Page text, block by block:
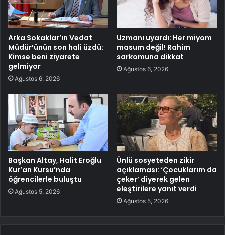
Arka Sokaklar’ın Vedat
Müdür’ünün son hali üzdü:
Kimse beni ziyarete
gelmiyor
Ağustos 6, 2026
Uzmanı uyardı: Her miyom
masum değil! Rahim
sarkomuna dikkat
Ağustos 6, 2026
Başkan Altay, Halit Eroğlu
Kur’an Kursu’nda
öğrencilerle buluştu
Ağustos 5, 2026
Ünlü sosyeteden zikir
açıklaması: ‘Çocuklarım da
çeker’ diyerek gelen
eleştirilere yanıt verdi
Ağustos 5, 2026